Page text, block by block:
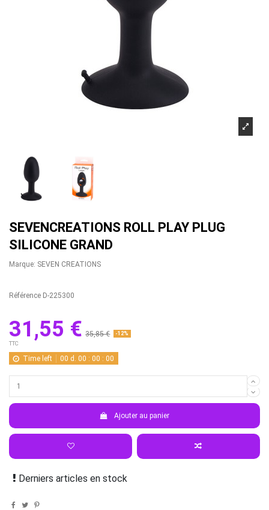
SEVENCREATIONS ROLL PLAY PLUG
SILICONE GRAND
Marque: SEVEN CREATIONS
Référence D-225300
31,55 € 35,85 € -12%
TTC
Time left 00 d. 00 :00 :00
Ajouter au panier
Derniers articles en stock